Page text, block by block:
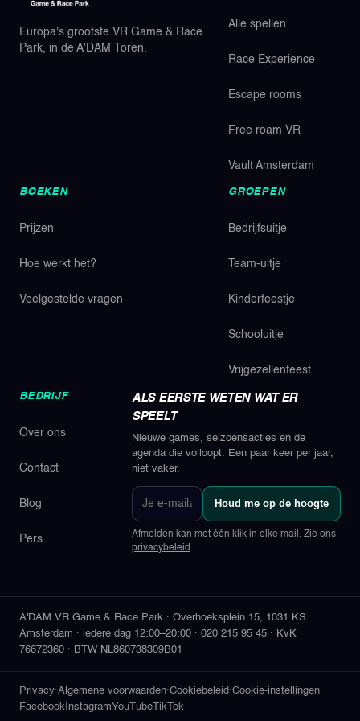
Europa's grootste VR Game & Race
Park, in de A'DAM Toren.
Alle spellen
Race Experience
Escape rooms
Free roam VR
Vault Amsterdam
BOEKEN
Prijzen
Hoe werkt het?
Veelgestelde vragen
GROEPEN
Bedrijfsuitje
Team-uitje
Kinderfeestje
Schooluitje
Vrijgezellenfeest
BEDRIJF
Over ons
Contact
Blog
Pers
ALS EERSTE WETEN WAT ER
SPEELT
Nieuwe games, seizoensacties en de
agenda die volloopt. Een paar keer per jaar,
niet vaker.
Je
e-
mailadres
Houd me op de hoogte
Afmelden kan met één klik in elke mail. Zie ons
privacybeleid .
A'DAM VR Game & Race Park · Overhoeksplein 15, 1031 KS
Amsterdam · iedere dag 12:00–20:00 · 020 215 95 45 · KvK
76672360 · BTW NL860738309B01
Privacy·Algemene voorwaarden·Cookiebeleid·Cookie-instellingen
Facebook InstagramYouTubeTikTok